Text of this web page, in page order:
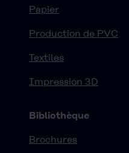
Papier
Production de PVC
Textiles
Impression 3D
Bibliothèque
Brochures